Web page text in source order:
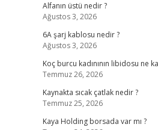
Alfanın üstü nedir ?
Ağustos 3, 2026
6A şarj kablosu nedir ?
Ağustos 3, 2026
Koç burcu kadınının libidosu ne
Temmuz 26, 2026
Kaynakta sıcak çatlak nedir ?
Temmuz 25, 2026
Kaya Holding borsada var mı ?